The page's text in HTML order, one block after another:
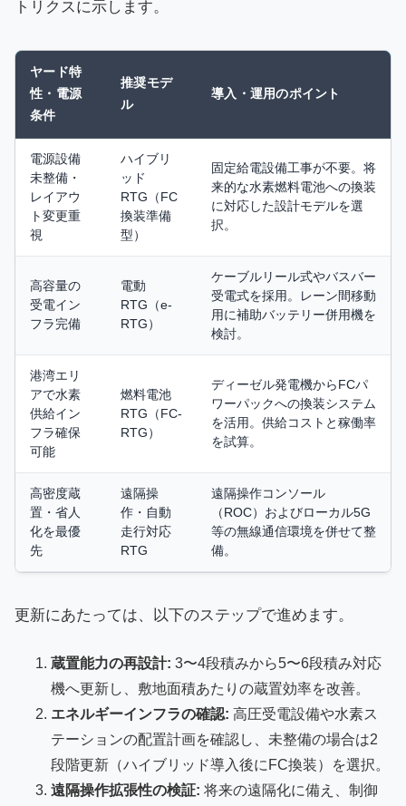
トリクスに示します。
ヤード特
性・電源
条件
推奨モデ
ル
導入・運用のポイント
電源設備
未整備・
レイアウ
ト変更重
視
ハイブリ
ッド
RTG（FC
換装準備
型）
固定給電設備工事が不要。将
来的な水素燃料電池への換装
に対応した設計モデルを選
択。
高容量の
受電イン
フラ完備
電動
RTG（e-
RTG）
ケーブルリール式やバスバー
受電式を採用。レーン間移動
用に補助バッテリー併用機を
検討。
港湾エリ
アで水素
供給イン
フラ確保
可能
燃料電池
RTG（FC-
RTG）
ディーゼル発電機からFCパ
ワーパックへの換装システム
を活用。供給コストと稼働率
を試算。
高密度蔵
置・省人
化を最優
先
遠隔操
作・自動
走行対応
RTG
遠隔操作コンソール
（ROC）およびローカル5G
等の無線通信環境を併せて整
備。
更新にあたっては、以下のステップで進めます。
蔵置能力の再設計: 3〜4段積みから5〜6段積み対応
機へ更新し、敷地面積あたりの蔵置効率を改善。
エネルギーインフラの確認: 高圧受電設備や水素ス
テーションの配置計画を確認し、未整備の場合は2
段階更新（ハイブリッド導入後にFC換装）を選択。
遠隔操作拡張性の検証: 将来の遠隔化に備え、制御